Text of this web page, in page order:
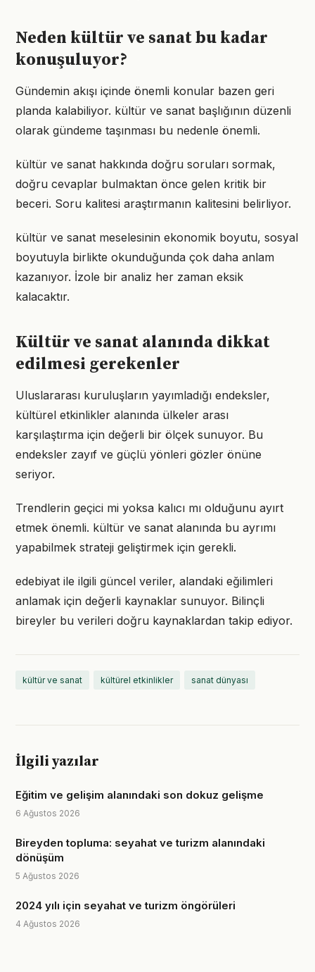
Neden kültür ve sanat bu kadar
konuşuluyor?
Gündemin akışı içinde önemli konular bazen geri
planda kalabiliyor. kültür ve sanat başlığının düzenli
olarak gündeme taşınması bu nedenle önemli.
kültür ve sanat hakkında doğru soruları sormak,
doğru cevaplar bulmaktan önce gelen kritik bir
beceri. Soru kalitesi araştırmanın kalitesini belirliyor.
kültür ve sanat meselesinin ekonomik boyutu, sosyal
boyutuyla birlikte okunduğunda çok daha anlam
kazanıyor. İzole bir analiz her zaman eksik
kalacaktır.
Kültür ve sanat alanında dikkat
edilmesi gerekenler
Uluslararası kuruluşların yayımladığı endeksler,
kültürel etkinlikler alanında ülkeler arası
karşılaştırma için değerli bir ölçek sunuyor. Bu
endeksler zayıf ve güçlü yönleri gözler önüne
seriyor.
Trendlerin geçici mi yoksa kalıcı mı olduğunu ayırt
etmek önemli. kültür ve sanat alanında bu ayrımı
yapabilmek strateji geliştirmek için gerekli.
edebiyat ile ilgili güncel veriler, alandaki eğilimleri
anlamak için değerli kaynaklar sunuyor. Bilinçli
bireyler bu verileri doğru kaynaklardan takip ediyor.
kültür ve sanat kültürel etkinlikler sanat dünyası
İlgili yazılar
Eğitim ve gelişim alanındaki son dokuz gelişme
6 Ağustos 2026
Bireyden topluma: seyahat ve turizm alanındaki
dönüşüm
5 Ağustos 2026
2024 yılı için seyahat ve turizm öngörüleri
4 Ağustos 2026